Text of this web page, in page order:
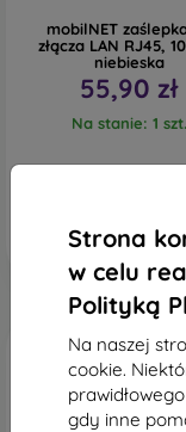
Strona
w celu
Polityką
Na naszej
cookie.
gdy inne
mobilNET
złącza LAN RJ45,
niebieska
55,90 zł
Na stanie: 1 szt.